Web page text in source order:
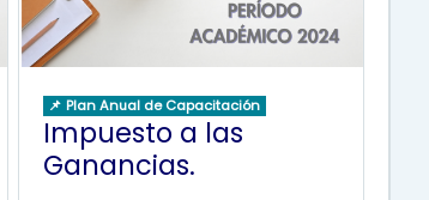
📌 Plan Anual de Capacitación
Impuesto a las
Ganancias.